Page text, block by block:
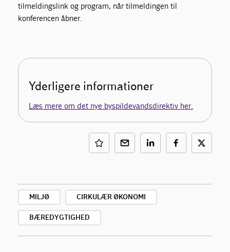
tilmeldingslink og program, når tilmeldingen til
konferencen åbner.
Yderligere informationer
Læs mere om det nye byspildevandsdirektiv her.
MILJØ CIRKULÆR ØKONOMI
BÆREDYGTIGHED